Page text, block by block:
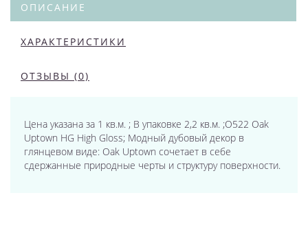
ОПИСАНИЕ
ХАРАКТЕРИСТИКИ
ОТЗЫВЫ (0)
Цена указана за 1 кв.м. ; В упаковке 2,2 кв.м. ;O522 Oak
Uptown HG High Gloss; Модный дубовый декор в
глянцевом виде: Oak Uptown сочетает в себе
сдержанные природные черты и структуру поверхности.